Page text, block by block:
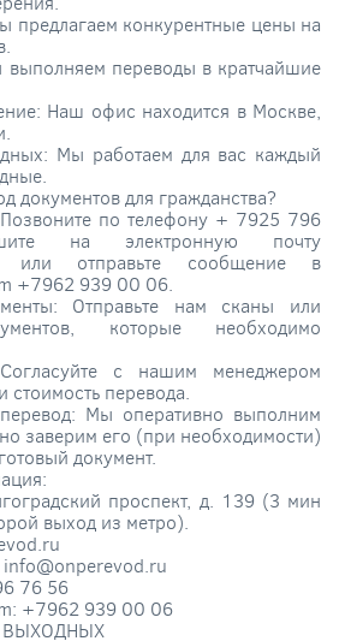
предлагаем конкурентные цены на
переводы в кратчайшие
Наш офис находится в Москве,
Мы работаем для вас каждый
документов для гражданства?
по телефону + 7925 796
на электронную почту
или отправьте сообщение в
+7962 939 00 06.
Отправьте нам сканы или
которые необходимо
с нашим менеджером
перевода.
Мы оперативно выполним
заверим его (при необходимости)
документ.
проспект, д. 139 (3 мин
выход из метро).
info@onperevod.ru
76 56
+7962 939 00 06
ВЫХОДНЫХ